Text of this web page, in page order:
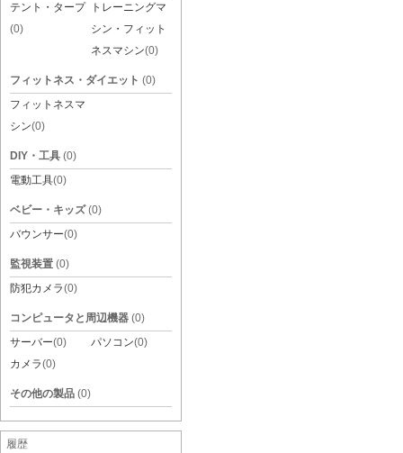
テント・タープ
(0)
トレーニングマ
シン・フィット
ネスマシン(0)
フィットネス・ダイエット (0)
フィットネスマ
シン(0)
DIY・工具 (0)
電動工具(0)
ベビー・キッズ(0)
バウンサー(0)
監視装置 (0)
防犯カメラ(0)
コンピュータと周辺機器 (0)
サーバー(0) パソコン(0)
カメラ(0)
その他の製品 (0)
履歴